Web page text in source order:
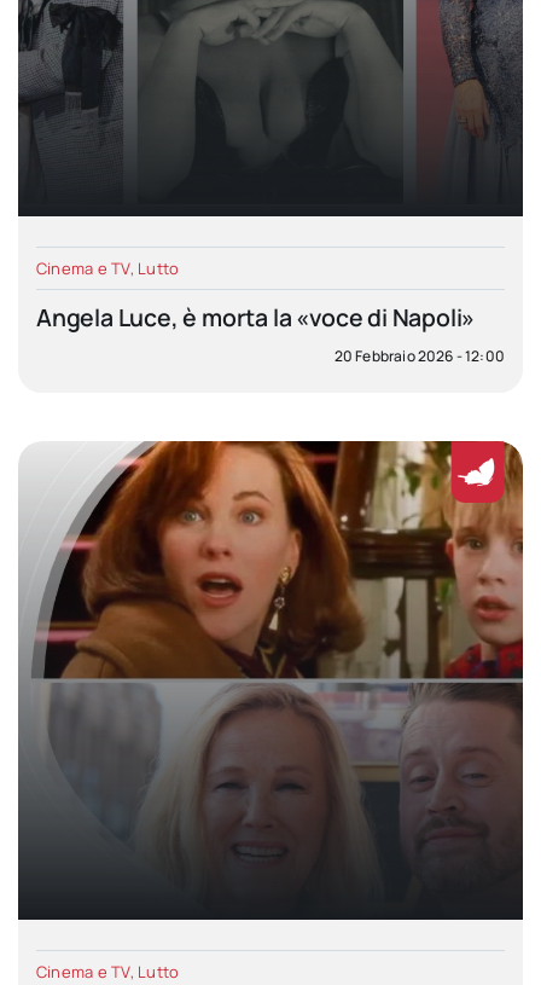
Cinema e TV, Lutto
Angela Luce, è morta la «voce di Napoli»
20 Febbraio 2026 - 12:00
Cinema e TV, Lutto